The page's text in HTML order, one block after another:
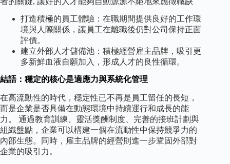
打造積極的員工體驗：在職期間提供良好的工作環
境與人際關係，讓員工在離職後仍對公司保持正面
評價。
建立外部人才儲備池：積極經營雇主品牌，吸引更
多新鮮血液自願加入，形成人才的良性循環。
結語：穩定的核心是適應力與系統化管理
在高流動性的時代，穩定性已不再是員工留任的長短，
而是企業是否具備在動態環境中持續運行和成長的能
力。 通過教育訓練、靈活獎酬制度、完善的接班計劃與
組織盤點，企業可以構建一個在流動性中保持競爭力的
內部生態。同時，雇主品牌的經營則進一步鞏固外部對
企業的吸引力。